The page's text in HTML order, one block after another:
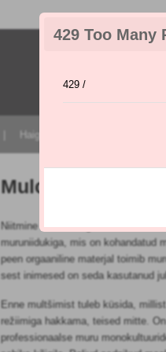
429 Too Many
429 /
Haiguste ja kahjurite kataloog
Mulchimine
Niitmine on üks väga tõhusatest
muruniidukiga, mis on kohandatud
peen orgaaniline materjal toimib
sest inimesed on seda kasutanud
Enne multšimist tuleb küsida,
režiimiga hakkama, teised mitte.
professionaalse muru